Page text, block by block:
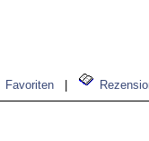
Favoriten